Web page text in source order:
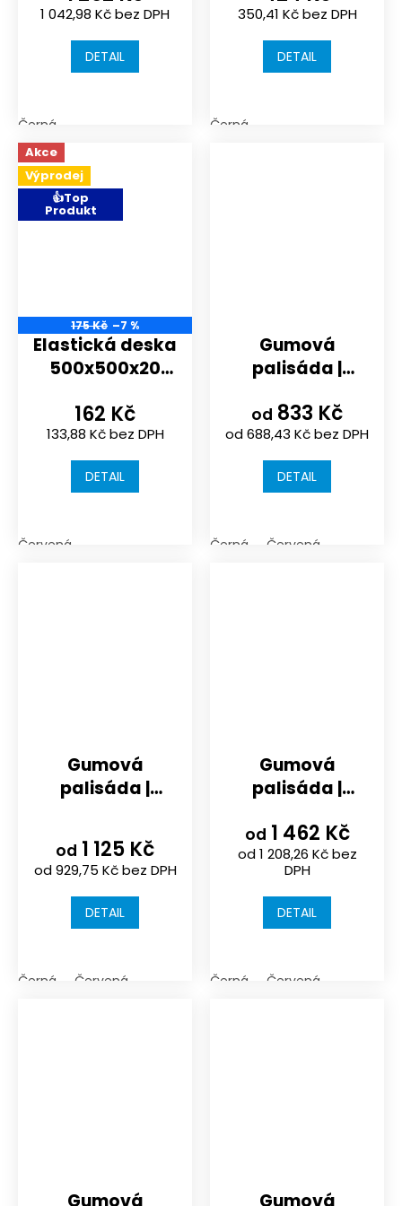
mm | barva
černá
1 042,98 Kč bez DPH
DETAIL
Černá
350,41 Kč bez DPH
DETAIL
Černá
Akce
Výprodej
👍Top
Produkt
175 Kč –7 %
Elastická deska
500x500x20
133,88 Kč bez DPH
162 Kč
DETAIL
Červená
Gumová
palisáda |
průměr 250 mm
od 688,43 Kč bez DPH
od 833 Kč
DETAIL
Černá Červená
Gumová
palisáda |
průměr 250 mm
od 929,75 Kč bez DPH
od 1 125 Kč
DETAIL
Černá Červená
Gumová
palisáda |
průměr 250 mm
od 1 208,26 Kč bez
DPH
od 1 462 Kč
DETAIL
Černá Červená
Gumová Gumová